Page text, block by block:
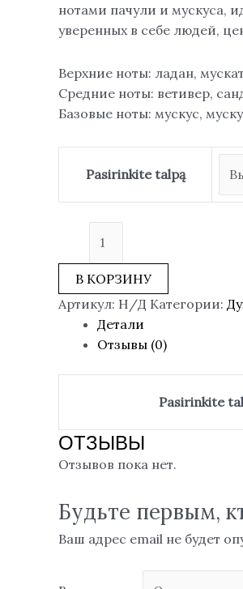
нотами пачули и мускуса,
уверенных в себе людей,
Верхние ноты: ладан,
Средние ноты: ветивер,
Базовые ноты: мускус,
Pasirinkite talpą
В КОРЗИНУ
Артикул: Н/Д Категории:
Детали
Отзывы (0)
Pasirinkite
ОТЗЫВЫ
Отзывов пока нет.
Будьте первым,
Ваш адрес email не будет